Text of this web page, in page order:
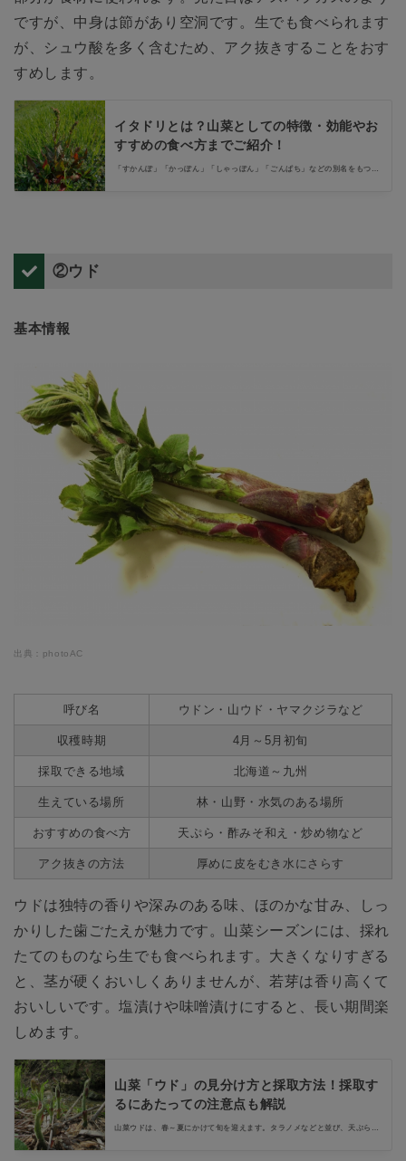
ですが、中身は節があり空洞です。生でも食べられます
が、シュウ酸を多く含むため、アク抜きすることをおす
すめします。
イタドリとは？山菜としての特徴・効能やお
すすめの食べ方までご紹介！
「すかんぽ」「かっぽん」「しゃっぽん」「ごんぱち」などの別名をもつイ
②ウド
基本情報
出典：photoAC
呼び名 ウドン・山ウド・ヤマクジラなど
収穫時期 4月～5月初旬
採取できる地域 北海道～九州
生えている場所 林・山野・水気のある場所
おすすめの食べ方 天ぷら・酢みそ和え・炒め物など
アク抜きの方法 厚めに皮をむき水にさらす
ウドは独特の香りや深みのある味、ほのかな甘み、しっ
かりした歯ごたえが魅力です。山菜シーズンには、採れ
たてのものなら生でも食べられます。大きくなりすぎる
と、茎が硬くおいしくありませんが、若芽は香り高くて
おいしいです。塩漬けや味噌漬けにすると、長い期間楽
しめます。
山菜「ウド」の見分け方と採取方法！採取す
るにあたっての注意点も解説
山菜ウドは、春～夏にかけて旬を迎えます。タラノメなどと並び、天ぷらな